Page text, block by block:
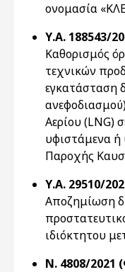
ονομασία
Υ.Α. 188543/
Καθορισμός
τεχνικών
εγκατάσταση
Αερίου (LNG)
υφιστάμενα ή
Παροχής
Υ.Α. 29510/
Αποζημίωση
ιδιόκτητου
Ν. 4808/2021